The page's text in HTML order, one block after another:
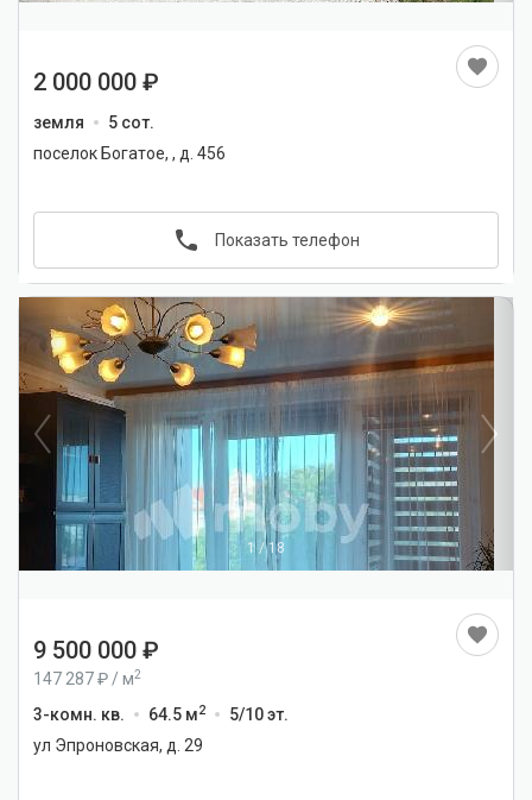
2 000 000
земля
5 сот.
поселок Богатое, , д. 456
Показать телефон
1 /18
9 500 000
147 287 / м2
3-комн. кв. 64.5 м2
5/10 эт.
ул Эпроновская, д. 29